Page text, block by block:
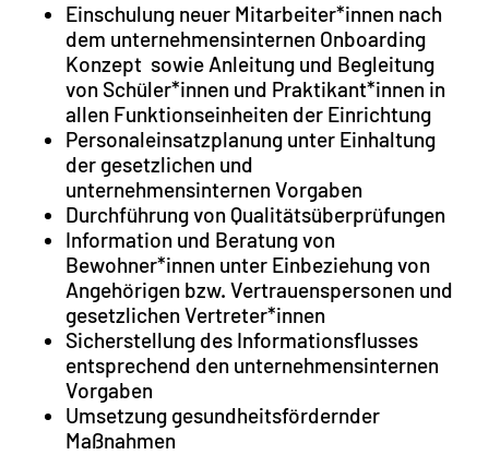
Einschulung neuer Mitarbeiter*innen nach
dem unternehmensinternen Onboarding
Konzept sowie Anleitung und Begleitung
von Schüler*innen und Praktikant*innen in
allen Funktionseinheiten der Einrichtung
Personaleinsatzplanung unter Einhaltung
der gesetzlichen und
unternehmensinternen Vorgaben
Durchführung von Qualitätsüberprüfungen
Information und Beratung von
Bewohner*innen unter Einbeziehung von
Angehörigen bzw. Vertrauenspersonen und
gesetzlichen Vertreter*innen
Sicherstellung des Informationsflusses
entsprechend den unternehmensinternen
Vorgaben
Umsetzung gesundheitsfördernder
Maßnahmen